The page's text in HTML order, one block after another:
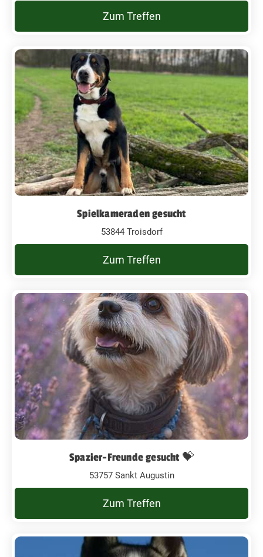
Zum Treffen
Spielkameraden gesucht
53844 Troisdorf
Zum Treffen
Spazier-Freunde gesucht 💝
53757 Sankt Augustin
Zum Treffen